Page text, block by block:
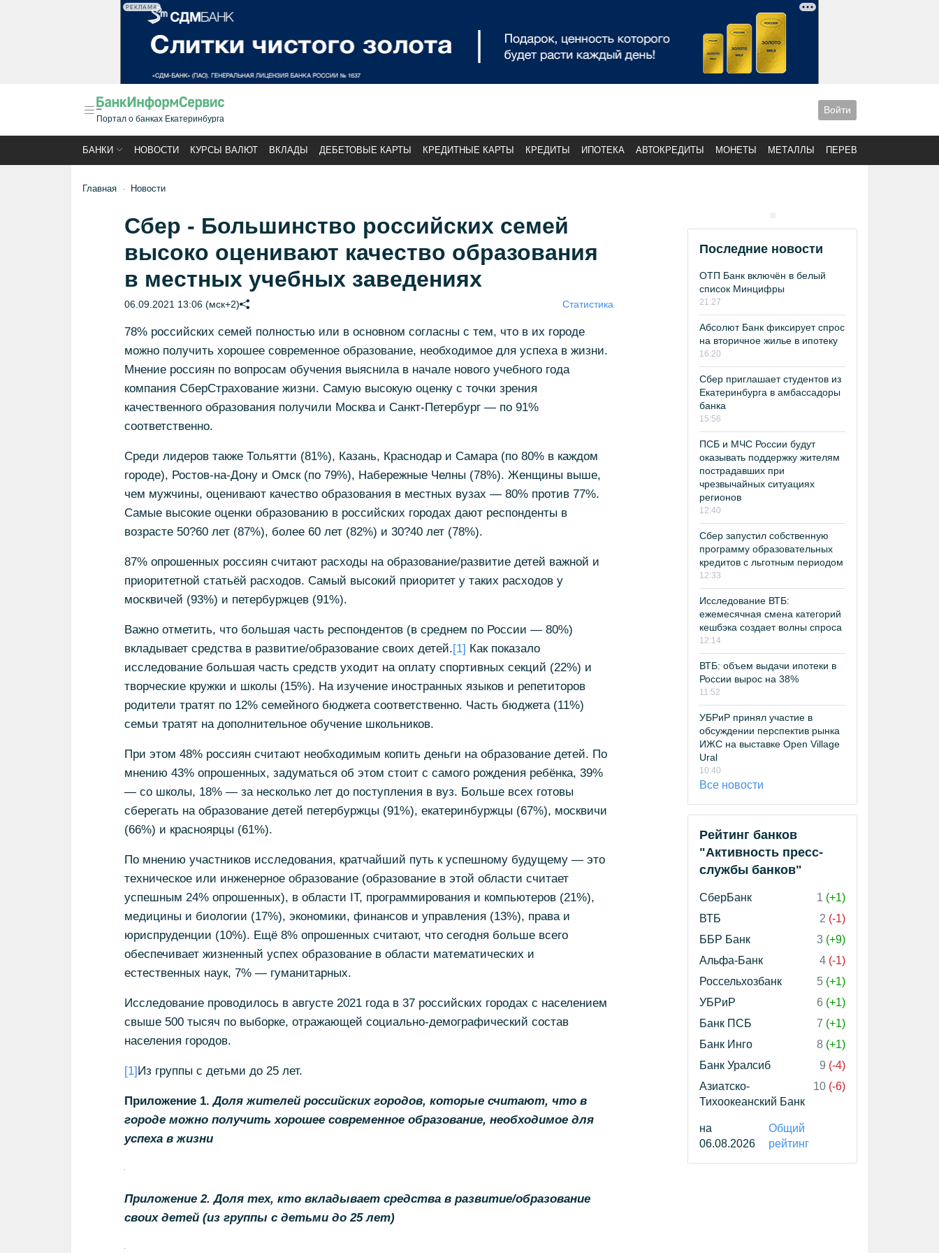
РЕКЛАМА
Портал о банках Екатеринбурга
Войти
БАНКИ НОВОСТИ КУРСЫ ВАЛЮТ ВКЛАДЫ ДЕБЕТОВЫЕ КАРТЫ КРЕДИТНЫЕ КАРТЫ КРЕДИТЫ ИПОТЕКА АВТОКРЕДИТЫ МОНЕТЫ МЕТАЛЛЫ ПЕРЕВОДЫ
Главная Новости
Сбер - Большинство российских семей
высоко оценивают качество образования
в местных учебных заведениях
06.09.2021 13:06 (мск+2) Статистика
78% российских семей полностью или в основном согласны с тем, что в их городе
можно получить хорошее современное образование, необходимое для успеха в жизни.
Мнение россиян по вопросам обучения выяснила в начале нового учебного года
компания СберСтрахование жизни. Самую высокую оценку с точки зрения
качественного образования получили Москва и Санкт-Петербург — по 91%
соответственно.
Среди лидеров также Тольятти (81%), Казань, Краснодар и Самара (по 80% в каждом
городе), Ростов-на-Дону и Омск (по 79%), Набережные Челны (78%). Женщины выше,
чем мужчины, оценивают качество образования в местных вузах — 80% против 77%.
Самые высокие оценки образованию в российских городах дают респонденты в
возрасте 50?60 лет (87%), более 60 лет (82%) и 30?40 лет (78%).
87% опрошенных россиян считают расходы на образование/развитие детей важной и
приоритетной статьёй расходов. Самый высокий приоритет у таких расходов у
москвичей (93%) и петербуржцев (91%).
Важно отметить, что большая часть респондентов (в среднем по России — 80%)
вкладывает средства в развитие/образование своих детей.[1] Как показало
исследование большая часть средств уходит на оплату спортивных секций (22%) и
творческие кружки и школы (15%). На изучение иностранных языков и репетиторов
родители тратят по 12% семейного бюджета соответственно. Часть бюджета (11%)
семьи тратят на дополнительное обучение школьников.
При этом 48% россиян считают необходимым копить деньги на образование детей. По
мнению 43% опрошенных, задуматься об этом стоит с самого рождения ребёнка, 39%
— со школы, 18% — за несколько лет до поступления в вуз. Больше всех готовы
сберегать на образование детей петербуржцы (91%), екатеринбуржцы (67%), москвичи
(66%) и красноярцы (61%).
По мнению участников исследования, кратчайший путь к успешному будущему — это
техническое или инженерное образование (образование в этой области считает
успешным 24% опрошенных), в области IT, программирования и компьютеров (21%),
медицины и биологии (17%), экономики, финансов и управления (13%), права и
юриспруденции (10%). Ещё 8% опрошенных считают, что сегодня больше всего
обеспечивает жизненный успех образование в области математических и
естественных наук, 7% — гуманитарных.
Исследование проводилось в августе 2021 года в 37 российских городах с населением
свыше 500 тысяч по выборке, отражающей социально-демографический состав
населения городов.
[1]Из группы с детьми до 25 лет.
Приложение 1.Доля жителей российских городов, которые считают, что в
городе можно получить хорошее современное образование, необходимое для
успеха в жизни
Приложение 2. Доля тех, кто вкладывает средства в развитие/образование
своих детей (из группы с детьми до 25 лет)
Последние новости
ОТП Банк включён в белый
список Минцифры
21:27
Абсолют Банк фиксирует спрос
на вторичное жилье в ипотеку
16:20
Сбер приглашает студентов из
Екатеринбурга в амбассадоры
банка
15:56
ПСБ и МЧС России будут
оказывать поддержку жителям
пострадавших при
чрезвычайных ситуациях
регионов
12:40
Сбер запустил собственную
программу образовательных
кредитов с льготным периодом
12:33
Исследование ВТБ:
ежемесячная смена категорий
кешбэка создает волны спроса
12:14
ВТБ: объем выдачи ипотеки в
России вырос на 38%
11:52
УБРиР принял участие в
обсуждении перспектив рынка
ИЖС на выставке Open Village
Ural
10:40
Все новости
Рейтинг банков
"Активность пресс-
службы банков"
СберБанк 1 (+1)
ВТБ
2 (-1)
ББР Банк
3 (+9)
Альфа-Банк
4 (-1)
Россельхозбанк
5 (+1)
УБРиР
6 (+1)
Банк ПСБ
7 (+1)
Банк Инго
8 (+1)
Банк Уралсиб
9 (-4)
Азиатско-
Тихоокеанский Банк
10 (-6)
на
06.08.2026
Общий
рейтинг